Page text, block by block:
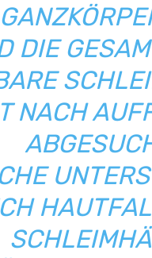
DIE
NACH